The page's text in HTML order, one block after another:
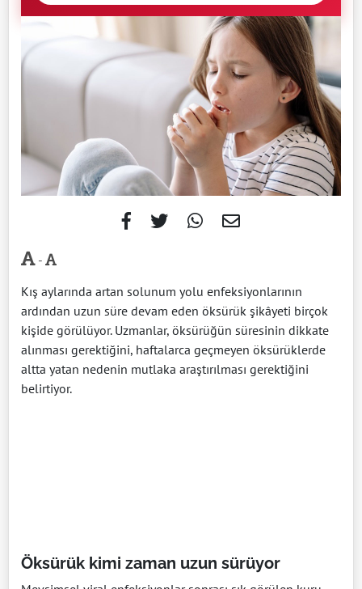
-
Kış aylarında artan solunum yolu enfeksiyonlarının
ardından uzun süre devam eden öksürük şikâyeti birçok
kişide görülüyor. Uzmanlar, öksürüğün süresinin dikkate
alınması gerektiğini, haftalarca geçmeyen öksürüklerde
altta yatan nedenin mutlaka araştırılması gerektiğini
belirtiyor.
Öksürük kimi zaman uzun sürüyor